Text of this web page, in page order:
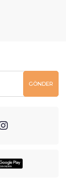
GÖNDER